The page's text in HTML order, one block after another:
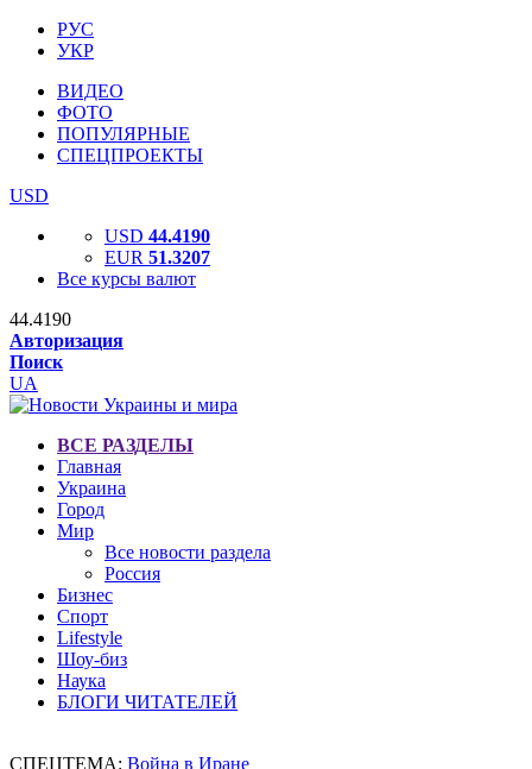
РУС
УКР
ВИДЕО
ФОТО
ПОПУЛЯРНЫЕ
СПЕЦПРОЕКТЫ
USD
USD 44.4190
EUR 51.3207
Все курсы валют
44.4190
Авторизация
Поиск
UA
ВСЕ РАЗДЕЛЫ
Главная
Украина
Город
Мир
Все новости раздела
Россия
Бизнес
Спорт
Lifestyle
Шоу-биз
Наука
БЛОГИ ЧИТАТЕЛЕЙ
СПЕЦТЕМА: Война в Иране